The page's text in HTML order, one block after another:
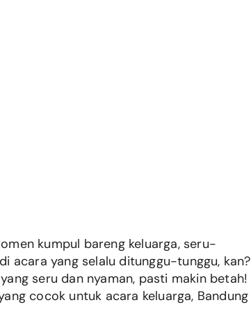
kumpul bareng keluarga, seru-
acara yang selalu ditunggu-tunggu, kan?
seru dan nyaman, pasti makin betah!
cocok untuk acara keluarga, Bandung